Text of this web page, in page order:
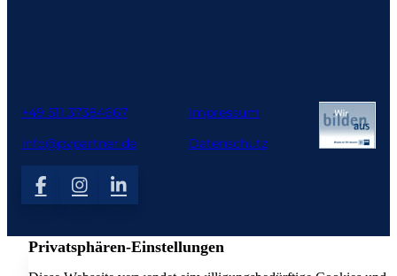
+49 511 37384667
info@pvpartner.de
Impressum
Datenschutz